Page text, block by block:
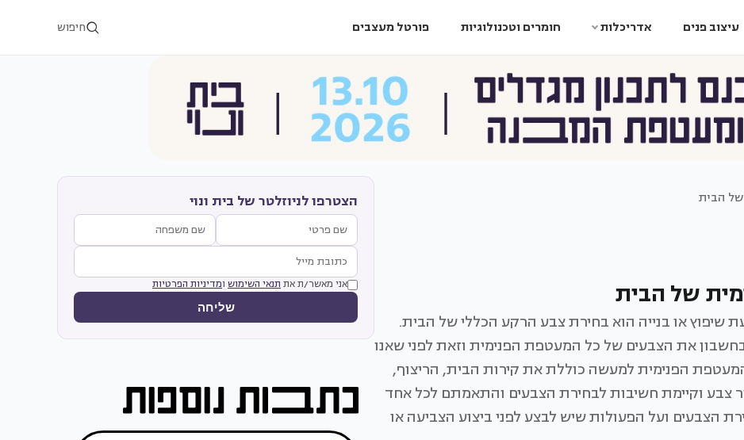
עיצוב פנים אדריכלות חומרים וטכנולוגיות פורטל מעצבים חיפוש
הבית
של הבית
שיפוץ או בנייה הוא בחירת צבע הרקע הכללי של הבית.
את הצבעים של כל המעטפת הפנימית וזאת לפני שאנו
הפנימית למעשה כוללת את קירות הבית, הריצוף,
צבע וקיימת חשיבות לבחירת הצבעים והתאמתם לכל אחד
הצבעים ועל הפעולות שיש לבצע לפני ביצוע הצביעה או
הצטרפו לניוזלטר של בית ונוי
אני מאשר/ת את תנאי השימוש ומדיניות הפרטיות
שליחה